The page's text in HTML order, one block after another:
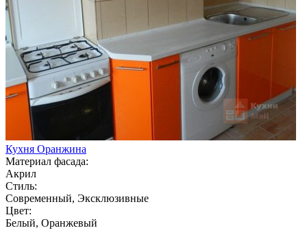
Кухня Оранжина
Материал фасада:
Акрил
Стиль:
Современный, Эксклюзивные
Цвет:
Белый, Оранжевый